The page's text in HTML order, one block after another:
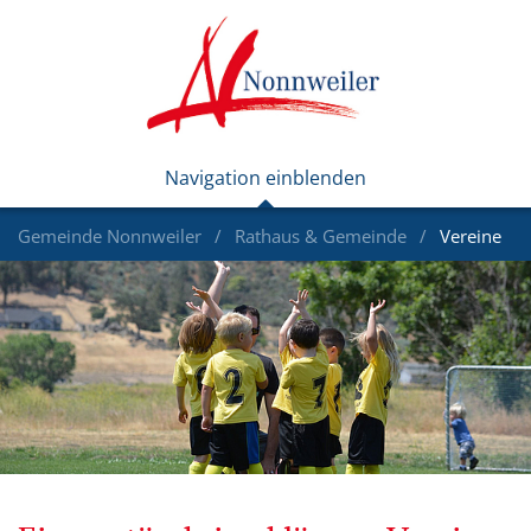
Gemeinde Nonnweiler Rathaus & Gemeinde Vereine